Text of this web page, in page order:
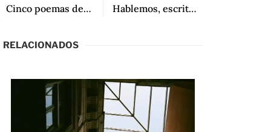
Cinco poemas de El lejano oeste Hablemos, escritoras (Episodio 473): Selva Almada
RELACIONADOS